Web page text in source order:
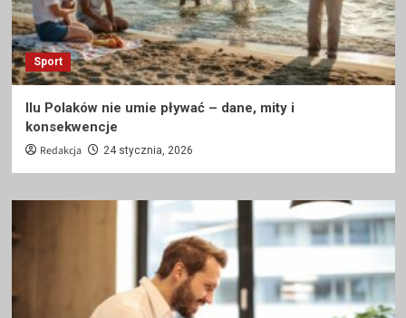
Sport
Ilu Polaków nie umie pływać – dane, mity i
konsekwencje
Redakcja 24 stycznia, 2026